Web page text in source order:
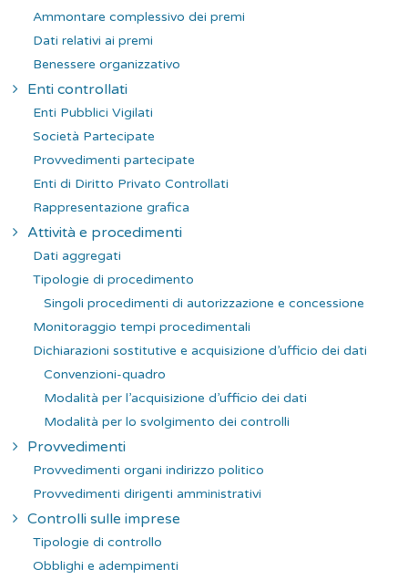
Ammontare complessivo dei premi
Dati relativi ai premi
Benessere organizzativo
Enti controllati
Enti Pubblici Vigilati
Società Partecipate
Provvedimenti partecipate
Enti di Diritto Privato Controllati
Rappresentazione grafica
Attività e procedimenti
Dati aggregati
Tipologie di procedimento
Singoli procedimenti di autorizzazione e concessione
Monitoraggio tempi procedimentali
Dichiarazioni sostitutive e acquisizione d’ufficio dei dati
Convenzioni-quadro
Modalità per l’acquisizione d’ufficio dei dati
Modalità per lo svolgimento dei controlli
Provvedimenti
Provvedimenti organi indirizzo politico
Provvedimenti dirigenti amministrativi
Controlli sulle imprese
Tipologie di controllo
Obblighi e adempimenti